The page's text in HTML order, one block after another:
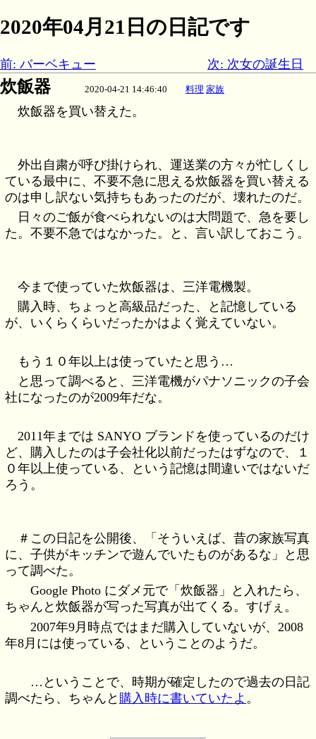
2020年04月21日の日記です
前: バーベキュー 次: 次女の誕生日
炊飯器 2020-04-21 14:46:40 料理 家族
炊飯器を買い替えた。
外出自粛が呼び掛けられ、運送業の方々が忙しくし
ている最中に、不要不急に思える炊飯器を買い替える
のは申し訳ない気持ちもあったのだが、壊れたのだ。
日々のご飯が食べられないのは大問題で、急を要し
た。不要不急ではなかった。と、言い訳しておこう。
今まで使っていた炊飯器は、三洋電機製。
購入時、ちょっと高級品だった、と記憶している
が、いくらくらいだったかはよく覚えていない。
もう１０年以上は使っていたと思う…
と思って調べると、三洋電機がパナソニックの子会
社になったのが2009年だな。
2011年までは SANYO ブランドを使っているのだけ
ど、購入したのは子会社化以前だったはずなので、１
０年以上使っている、という記憶は間違いではないだ
ろう。
＃この日記を公開後、「そういえば、昔の家族写真
に、子供がキッチンで遊んでいたものがあるな」と思
って調べた。
Google Photo にダメ元で「炊飯器」と入れたら、
ちゃんと炊飯器が写った写真が出てくる。すげぇ。
2007年9月時点ではまだ購入していないが、2008
年8月には使っている、ということのようだ。
…ということで、時期が確定したので過去の日記
調べたら、ちゃんと 購入時に書いていたよ 。